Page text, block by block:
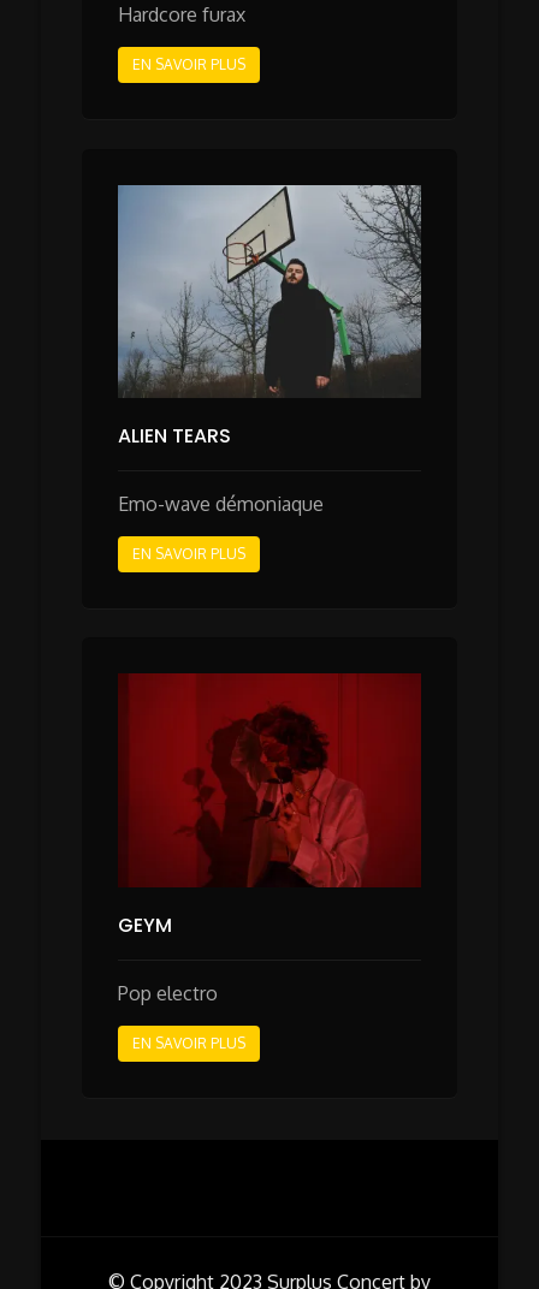
Hardcore furax
EN SAVOIR PLUS
ALIEN TEARS
Emo-wave démoniaque
EN SAVOIR PLUS
GEYM
Pop electro
EN SAVOIR PLUS
© Copyright 2023 Surplus Concert by